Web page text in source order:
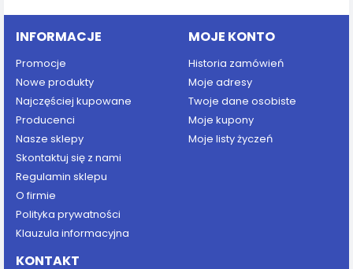
INFORMACJE
Promocje
Nowe produkty
Najczęściej kupowane
Producenci
Nasze sklepy
Skontaktuj się z nami
Regulamin sklepu
O firmie
Polityka prywatności
Klauzula informacyjna
MOJE KONTO
Historia zamówień
Moje adresy
Twoje dane osobiste
Moje kupony
Moje listy życzeń
KONTAKT